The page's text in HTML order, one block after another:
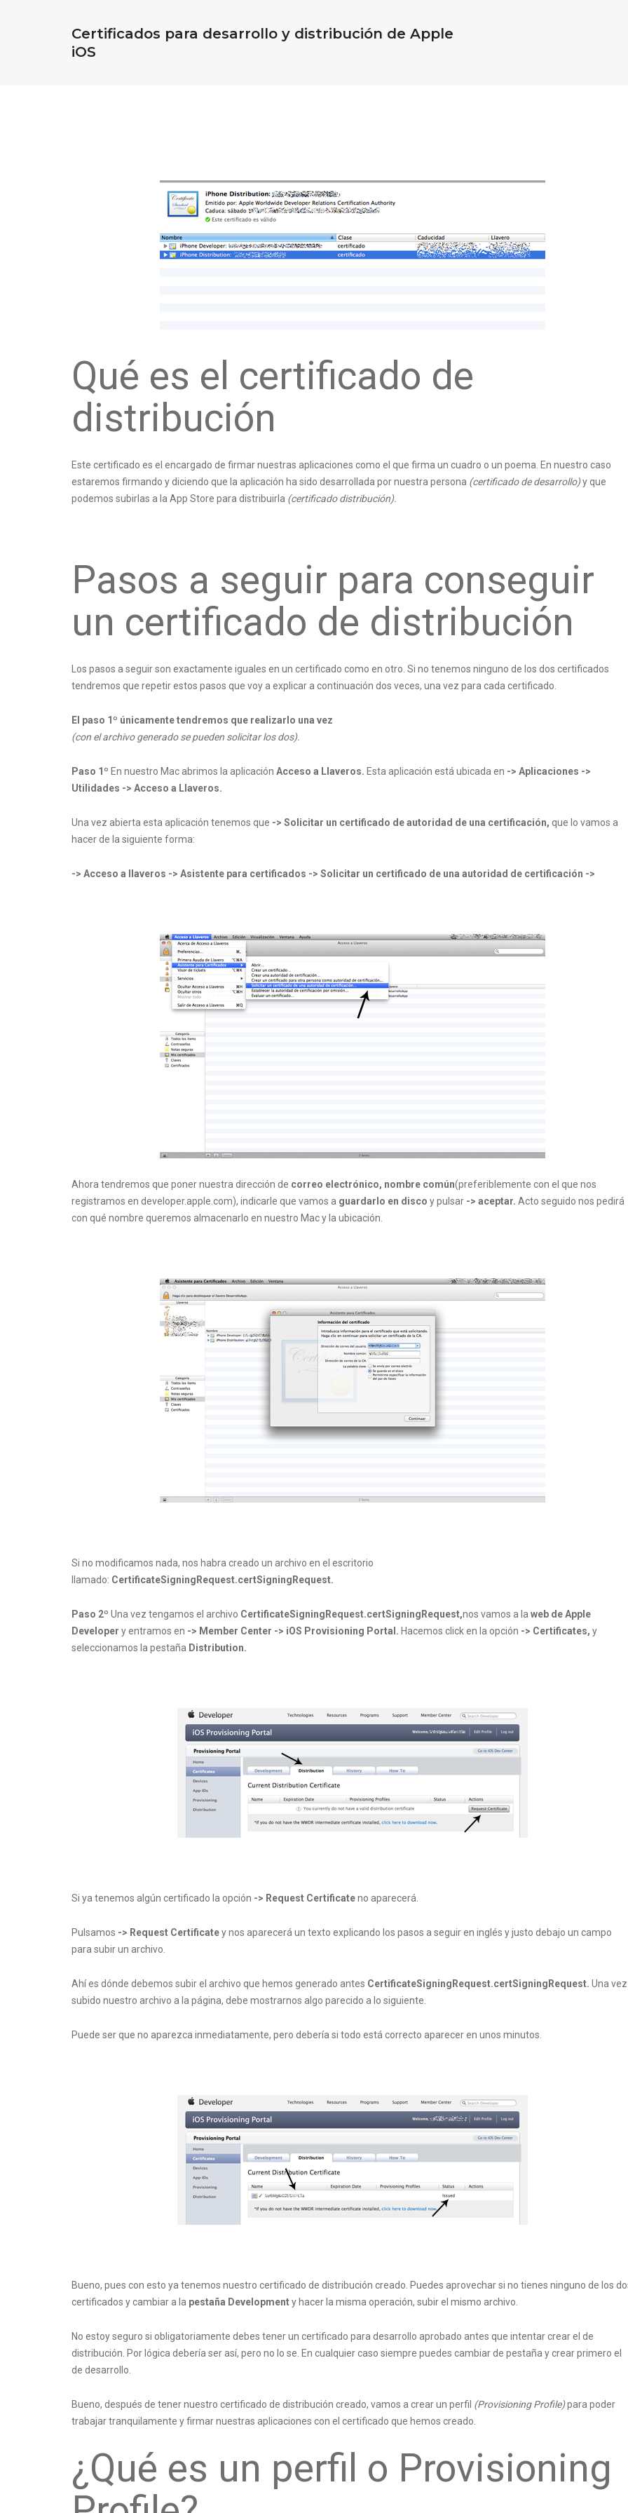
Certificados para desarrollo y distribución de Apple
iOS
Qué es el certificado de
distribución
Este certificado es el encargado de firmar nuestras aplicaciones como el que firma un cuadro o un poema. En nuestro caso
estaremos firmando y diciendo que la aplicación ha sido desarrollada por nuestra persona (certificado de desarrollo)y que
podemos subirlas a la App Store para distribuirla (certificado distribución).
Pasos a seguir para conseguir
un certificado de distribución
Los pasos a seguir son exactamente iguales en un certificado como en otro. Si no tenemos ninguno de los dos certificados
tendremos que repetir estos pasos que voy a explicar a continuación dos veces, una vez para cada certificado.
El paso 1º únicamente tendremos que realizarlo una vez
(con el archivo generado se pueden solicitar los dos).
Paso 1º En nuestro Mac abrimos la aplicación Acceso a Llaveros. Esta aplicación está ubicada en -> Aplicaciones ->
Utilidades -> Acceso a Llaveros.
Una vez abierta esta aplicación tenemos que -> Solicitar un certificado de autoridad de una certificación, que lo vamos a
hacer de la siguiente forma:
-> Acceso a llaveros -> Asistente para certificados -> Solicitar un certificado de una autoridad de certificación ->
Ahora tendremos que poner nuestra dirección de correo electrónico, nombre común(preferiblemente con el que nos
registramos en developer.apple.com), indicarle que vamos a guardarlo en disco y pulsar -> aceptar. Acto seguido nos pedirá
con qué nombre queremos almacenarlo en nuestro Mac y la ubicación.
Si no modificamos nada, nos habra creado un archivo en el escritorio
llamado: CertificateSigningRequest.certSigningRequest.
Paso 2º Una vez tengamos el archivo CertificateSigningRequest.certSigningRequest,nos vamos a la web de Apple
Developer y entramos en -> Member Center -> iOS Provisioning Portal. Hacemos click en la opción -> Certificates, y
seleccionamos la pestaña Distribution.
Si ya tenemos algún certificado la opción -> Request Certificateno aparecerá.
Pulsamos -> Request Certificatey nos aparecerá un texto explicando los pasos a seguir en inglés y justo debajo un campo
para subir un archivo.
Ahí es dónde debemos subir el archivo que hemos generado antes CertificateSigningRequest.certSigningRequest. Una vez
subido nuestro archivo a la página, debe mostrarnos algo parecido a lo siguiente.
Puede ser que no aparezca inmediatamente, pero debería si todo está correcto aparecer en unos minutos.
Bueno, pues con esto ya tenemos nuestro certificado de distribución creado. Puedes aprovechar si no tienes ninguno de los
certificados y cambiar a la pestaña Developmenty hacer la misma operación, subir el mismo archivo.
No estoy seguro si obligatoriamente debes tener un certificado para desarrollo aprobado antes que intentar crear el de
distribución. Por lógica debería ser así, pero no lo se. En cualquier caso siempre puedes cambiar de pestaña y crear primero el
de desarrollo.
Bueno, después de tener nuestro certificado de distribución creado, vamos a crear un perfil (Provisioning Profile)para poder
trabajar tranquilamente y firmar nuestras aplicaciones con el certificado que hemos creado.
¿Qué es un perfil o Provisioning